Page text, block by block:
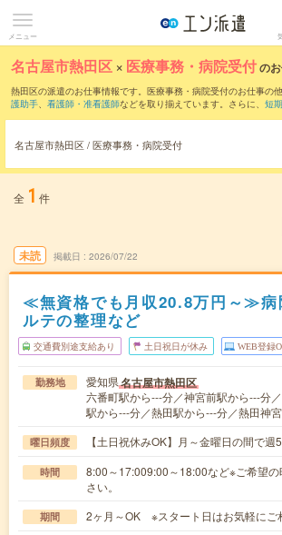
メニュー
名古屋市熱田区 × 医療事務・病院受付の
熱田区の派遣のお仕事情報です。医療事務・病院受付のお仕事の他
護助手、 看護師・准看護師などを取り揃えています。さらに、 短期
名古屋市熱田区 / 医療事務・病院受付
全 1 件
未読 掲載日 2026/07/22
≪無資格でも月収20.8万円～≫病
ルテの整理など
交通費別途支給あり 土日祝日が休み WEB登録
勤務地 愛知県名古屋市熱田区
六番町駅から---分／神宮前駅から---分
駅から---分／熱田駅から---分／熱田神
曜日頻度 【土日祝休みOK】月～金曜日の間で
時間
8:00～17:009:00～18:00など※ご希望
さい。
期間 2ヶ月～OK ※スタート日はお気軽にご